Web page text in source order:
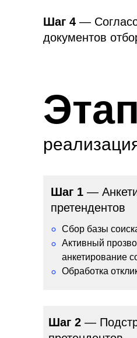
Шаг 4 —
документов
Шаг 1 —
претендентов
Сбор базы
Активный
анкетирование
Обработка
°
°
°
Шаг 2 —